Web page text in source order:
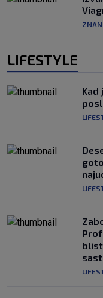
LIFESTYLE
Kad